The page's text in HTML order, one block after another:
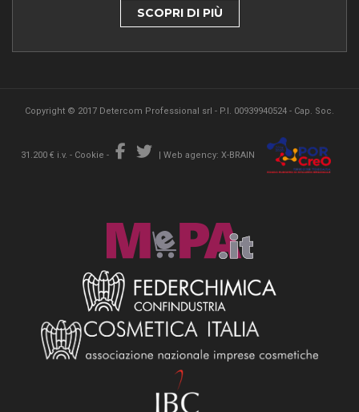
SCOPRI DI PIÙ
Copyright © 2017 Detercom Professional srl - P.I. 00939940524 - Cap. Soc.
31.200 € i.v. - Cookie - | Web agency: X-BRAIN